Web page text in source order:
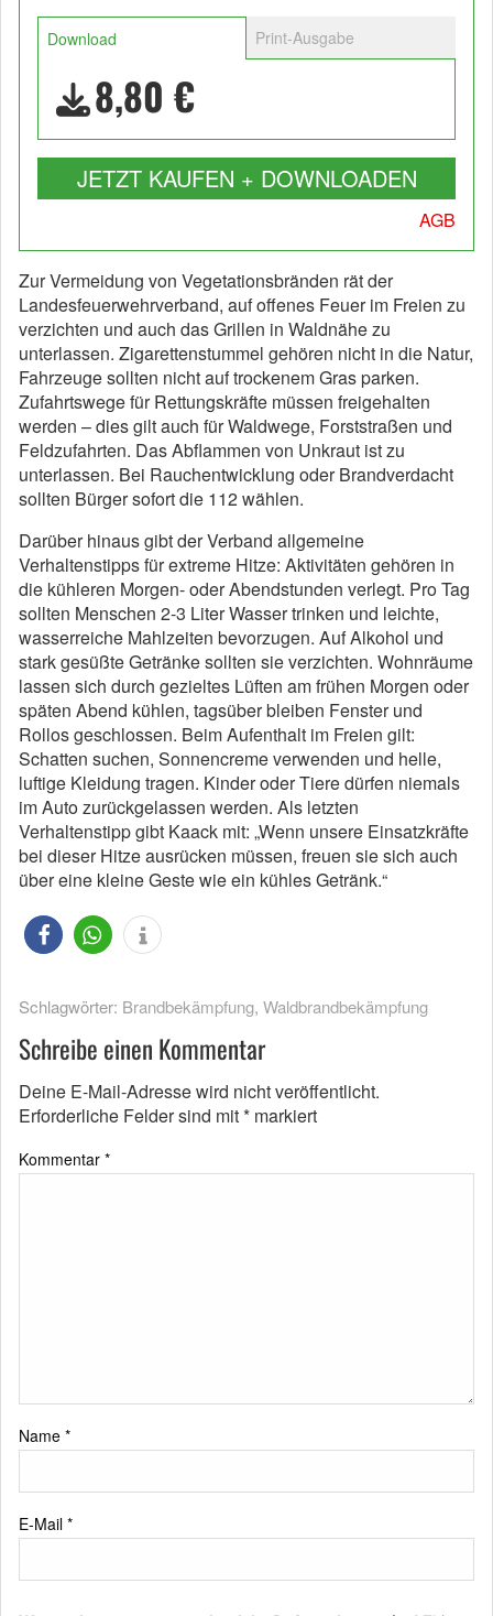
Download Print-Ausgabe
8,80 €
JETZT KAUFEN + DOWNLOADEN
AGB
Zur Vermeidung von Vegetationsbränden rät der
Landesfeuerwehrverband, auf offenes Feuer im Freien zu
verzichten und auch das Grillen in Waldnähe zu
unterlassen. Zigarettenstummel gehören nicht in die Natur,
Fahrzeuge sollten nicht auf trockenem Gras parken.
Zufahrtswege für Rettungskräfte müssen freigehalten
werden – dies gilt auch für Waldwege, Forststraßen und
Feldzufahrten. Das Abflammen von Unkraut ist zu
unterlassen. Bei Rauchentwicklung oder Brandverdacht
sollten Bürger sofort die 112 wählen.
Darüber hinaus gibt der Verband allgemeine
Verhaltenstipps für extreme Hitze: Aktivitäten gehören in
die kühleren Morgen- oder Abendstunden verlegt. Pro Tag
sollten Menschen 2-3 Liter Wasser trinken und leichte,
wasserreiche Mahlzeiten bevorzugen. Auf Alkohol und
stark gesüßte Getränke sollten sie verzichten. Wohnräume
lassen sich durch gezieltes Lüften am frühen Morgen oder
späten Abend kühlen, tagsüber bleiben Fenster und
Rollos geschlossen. Beim Aufenthalt im Freien gilt:
Schatten suchen, Sonnencreme verwenden und helle,
luftige Kleidung tragen. Kinder oder Tiere dürfen niemals
im Auto zurückgelassen werden. Als letzten
Verhaltenstipp gibt Kaack mit: „Wenn unsere Einsatzkräfte
bei dieser Hitze ausrücken müssen, freuen sie sich auch
über eine kleine Geste wie ein kühles Getränk.“
Schlagwörter: Brandbekämpfung, Waldbrandbekämpfung
Schreibe einen Kommentar
Deine E-Mail-Adresse wird nicht veröffentlicht.
Erforderliche Felder sind mit* markiert
Kommentar *
Name *
E-Mail *